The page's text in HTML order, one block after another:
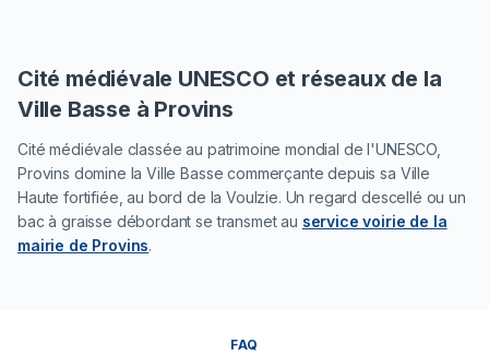
Cité médiévale UNESCO et réseaux de la
Ville Basse à Provins
Cité médiévale classée au patrimoine mondial de l'UNESCO,
Provins domine la Ville Basse commerçante depuis sa Ville
Haute fortifiée, au bord de la Voulzie. Un regard descellé ou un
bac à graisse débordant se transmet au service voirie de la
mairie de Provins.
FAQ